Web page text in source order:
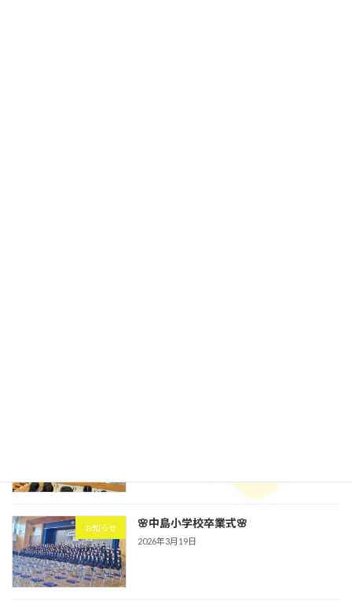
お知らせ 🌸中島小学校卒業式🌸
2026年3月19日